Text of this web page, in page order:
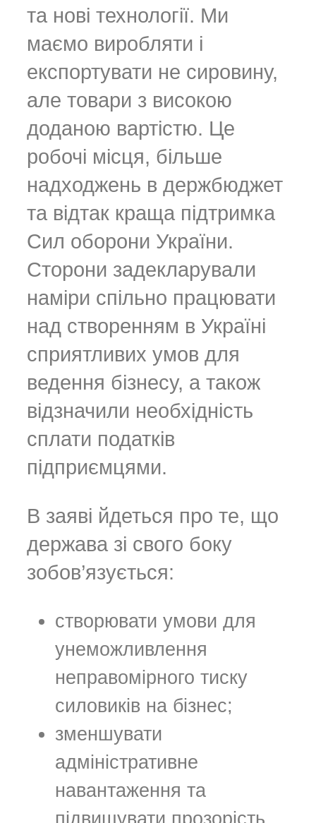
та нові технології. Ми
маємо виробляти і
експортувати не сировину,
але товари з високою
доданою вартістю. Це
робочі місця, більше
надходжень в держбюджет
та відтак краща підтримка
Сил оборони України.
Сторони задекларували
наміри спільно працювати
над створенням в Україні
сприятливих умов для
ведення бізнесу, а також
відзначили необхідність
сплати податків
підприємцями.
В заяві йдеться про те, що
держава зі свого боку
зобов’язується:
створювати умови для
унеможливлення
неправомірного тиску
силовиків на бізнес;
зменшувати
адміністративне
навантаження та
підвищувати прозорість